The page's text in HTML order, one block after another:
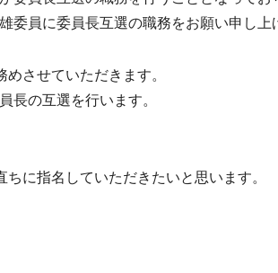
員に委員長互選の職務をお願い申し上
させていただきます。
長の互選を行います。
に指名していただきたいと思います。